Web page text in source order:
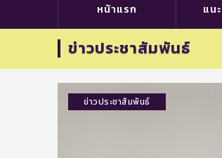
หน้าแรก แน
ข่าวประชาสัมพันธ์
ข่าวประชาสัมพันธ์